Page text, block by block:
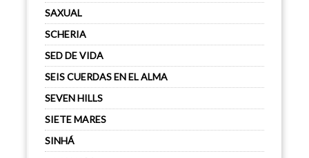
SAXUAL
SCHERIA
SED DE VIDA
SEIS CUERDAS EN EL ALMA
SEVEN HILLS
SIETE MARES
SINHÁ